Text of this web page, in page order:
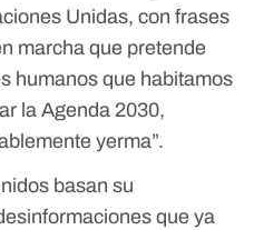
fondos de inversión (e.g.
a la abogada Pilar
el derribo de las presas,
Danone, Bezoya y
del agua en gran parte
Cx60h5XN2w_/?
Unidas, con frases
marcha que pretende
humanos que habitamos
la Agenda 2030,
yerma”.
basan su
que ya